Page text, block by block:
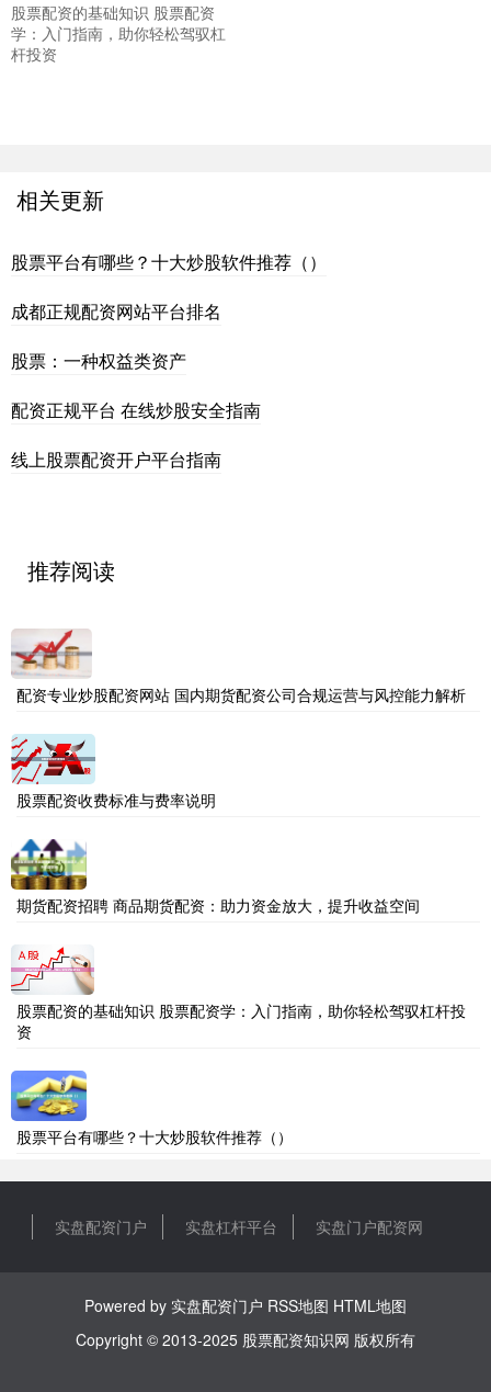
股票配资的基础知识 股票配资
学：入门指南，助你轻松驾驭杠
杆投资
相关更新
股票平台有哪些？十大炒股软件推荐（）
成都正规配资网站平台排名
股票：一种权益类资产
配资正规平台 在线炒股安全指南
线上股票配资开户平台指南
推荐阅读
配资专业炒股配资网站 国内期货配资公司合规运营与风控能力解析
股票配资收费标准与费率说明
期货配资招聘 商品期货配资：助力资金放大，提升收益空间
股票配资的基础知识 股票配资学：入门指南，助你轻松驾驭杠杆投
资
股票平台有哪些？十大炒股软件推荐（）
实盘配资门户 实盘杠杆平台 实盘门户配资网
Powered by 实盘配资门户 RSS地图 HTML地图
Copyright © 2013-2025 股票配资知识网 版权所有